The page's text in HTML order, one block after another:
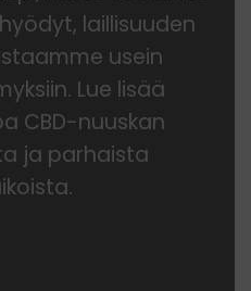
laillisuuden
usein
Lue lisää
CBD-nuuskan
ja parhaista